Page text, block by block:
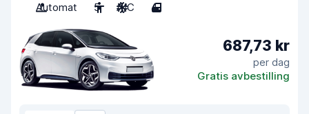
Automat
5 A/C 4
687,73 kr
per dag
Gratis avbestilling